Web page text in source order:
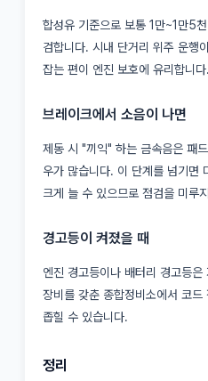
합성유 기준으로 보통 1만~1만5
검합니다. 시내 단거리 위주 운행
잡는 편이 엔진 보호에 유리합니다.
브레이크에서 소음이 나면
제동 시 "끼익" 하는 금속음은 패
우가 많습니다. 이 단계를 넘기면
크게 늘 수 있으므로 점검을 미루
경고등이 켜졌을 때
엔진 경고등이나 배터리 경고등
장비를 갖춘 종합정비소에서 코드
좁힐 수 있습니다.
정리